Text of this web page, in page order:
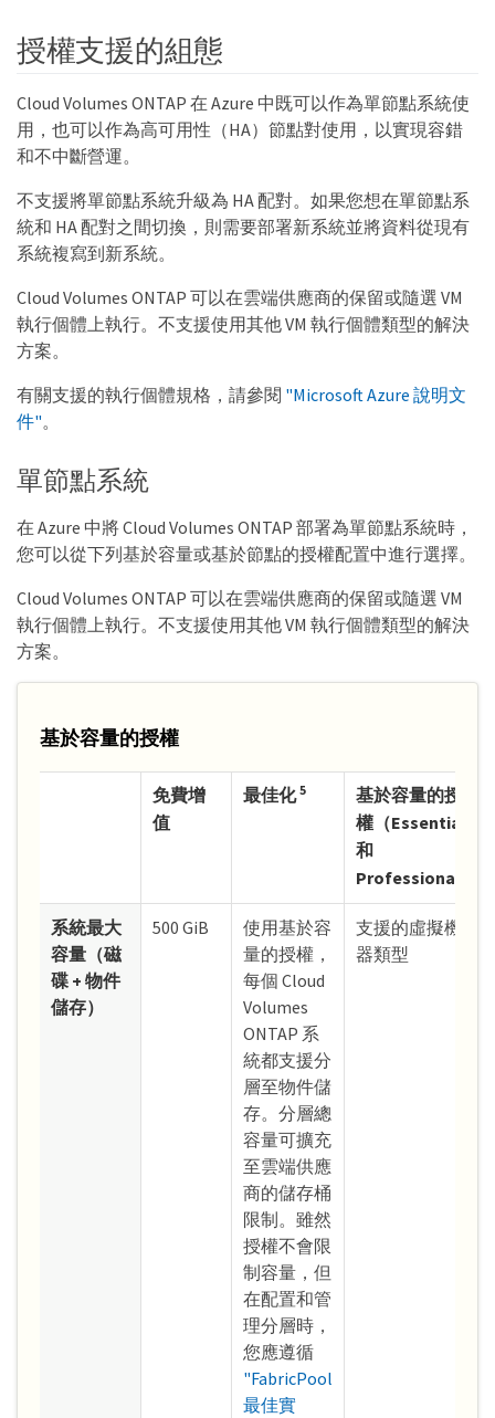
授權支援的組態
Cloud Volumes ONTAP 在 Azure 中既可以作為單節點系統使
用，也可以作為高可用性（HA）節點對使用，以實現容錯
和不中斷營運。
不支援將單節點系統升級為 HA 配對。如果您想在單節點系
統和 HA 配對之間切換，則需要部署新系統並將資料從現有
系統複寫到新系統。
Cloud Volumes ONTAP 可以在雲端供應商的保留或隨選 VM
執行個體上執行。不支援使用其他 VM 執行個體類型的解決
方案。
有關支援的執行個體規格，請參閱 "Microsoft Azure 說明文
件"。
單節點系統
在 Azure 中將 Cloud Volumes ONTAP 部署為單節點系統時，
您可以從下列基於容量或基於節點的授權配置中進行選擇。
Cloud Volumes ONTAP 可以在雲端供應商的保留或隨選 VM
執行個體上執行。不支援使用其他 VM 執行個體類型的解決
方案。
基於容量的授權
免費增
值
最佳化5
基於容量的授
權（Essentials
和
Professional）
系統最大
容量（磁
碟 + 物件
儲存）
500 GiB
使用基於容
量的授權，
每個 Cloud
Volumes
ONTAP 系
統都支援分
層至物件儲
存。分層總
容量可擴充
至雲端供應
商的儲存桶
限制。雖然
授權不會限
制容量，但
在配置和管
理分層時，
您應遵循
"FabricPool
最佳實
支援的虛擬機
器類型